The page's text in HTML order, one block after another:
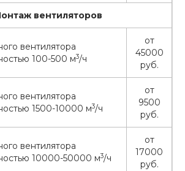
вентиляторов
вентилятора
100-500 м3/ч
от
45000
руб.
вентилятора
1500-10000 м3/ч
от
9500
руб.
вентилятора
10000-50000 м3/ч
от
17000
руб.